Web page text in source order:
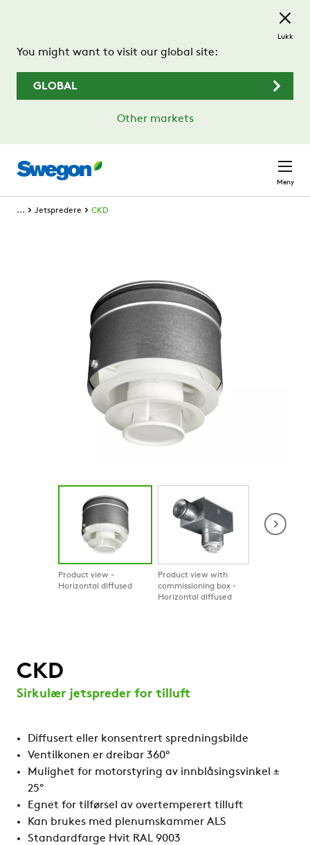
You might want to visit our global site:
GLOBAL
Other markets
Lukk
Meny
... Jetspredere CKD
Product view -
Horizontal diffused
Product view with
commissioning box -
Horizontal diffused
CKD
Sirkulær jetspreder for tilluft
Diffusert eller konsentrert spredningsbilde
Ventilkonen er dreibar 360º
Mulighet for motorstyring av innblåsingsvinkel ±
25°
Egnet for tilførsel av overtemperert tilluft
Kan brukes med plenumskammer ALS
Standardfarge Hvit RAL 9003